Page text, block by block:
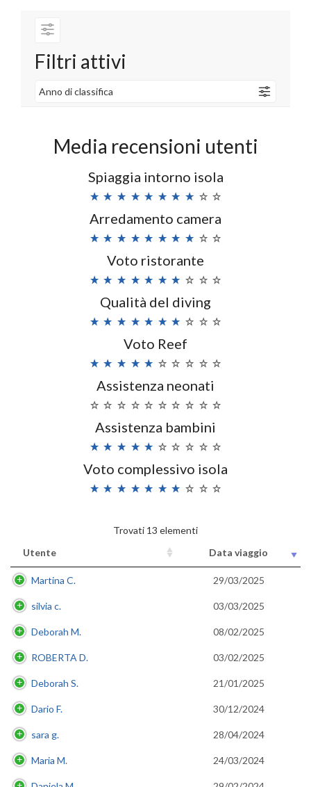
Anno di classifica
Filtri attivi
Media recensioni utenti
Spiaggia intorno isola
Arredamento camera
Voto ristorante
Qualità del diving
Voto Reef
Assistenza neonati
Assistenza bambini
Voto complessivo isola
Trovati 13 elementi
Utente
Data viaggio
Martina C. 29/03/2025
silvia c. 03/03/2025
Deborah M. 08/02/2025
ROBERTA D. 03/02/2025
Deborah S. 21/01/2025
Dario F. 30/12/2024
sara g. 28/04/2024
Maria M. 24/03/2024